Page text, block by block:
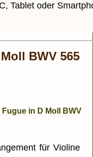
Tablet oder
BWV 565
in D Moll BWV
für Violine